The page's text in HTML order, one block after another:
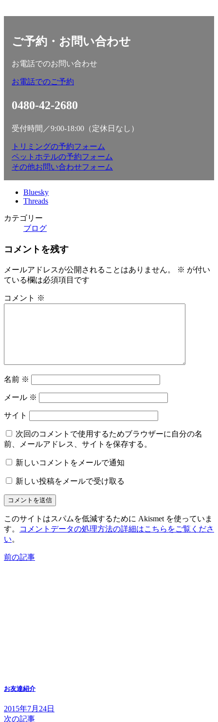
ご予約・お問い合わせ
お電話でのお問い合わせ
お電話でのご予約
0480-42-2680
受付時間／9:00-18:00（定休日なし）
トリミングの予約フォーム
ペットホテルの予約フォーム
その他お問い合わせフォーム
Bluesky
Threads
カテゴリー
ブログ
コメントを残す
メールアドレスが公開されることはありません。 ※ が付い
ている欄は必須項目です
コメント ※
名前 ※
メール ※
サイト
次回のコメントで使用するためブラウザーに自分の名
前、メールアドレス、サイトを保存する。
新しいコメントをメールで通知
新しい投稿をメールで受け取る
このサイトはスパムを低減するために Akismet を使っていま
す。
コメントデータの処理方法の詳細はこちらをご覧くださ
い。
前の記事
お友達紹介
2015年7月24日
次の記事